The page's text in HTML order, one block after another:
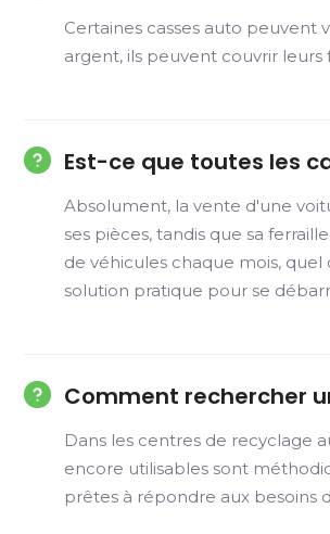
Certaines casses auto
argent, ils peuvent couvrir
Est-ce que toutes les
Absolument, la vente d'une
ses pièces, tandis que sa
de véhicules chaque mois,
solution pratique pour se
Comment rechercher
Dans les centres de recyclage
encore utilisables sont
prêtes à répondre aux besoins